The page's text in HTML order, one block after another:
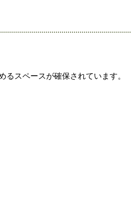
スペースが確保されています。